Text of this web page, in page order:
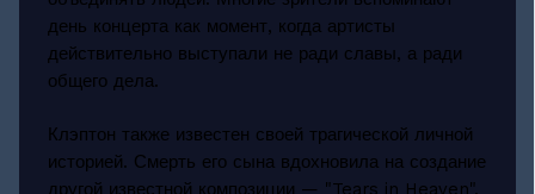
день концерта как момент, когда артисты
действительно выступали не ради славы, а ради
общего дела.
Клэптон также известен своей трагической личной
историей. Смерть его сына вдохновила на создание
другой известной композиции — "Tears in Heaven",